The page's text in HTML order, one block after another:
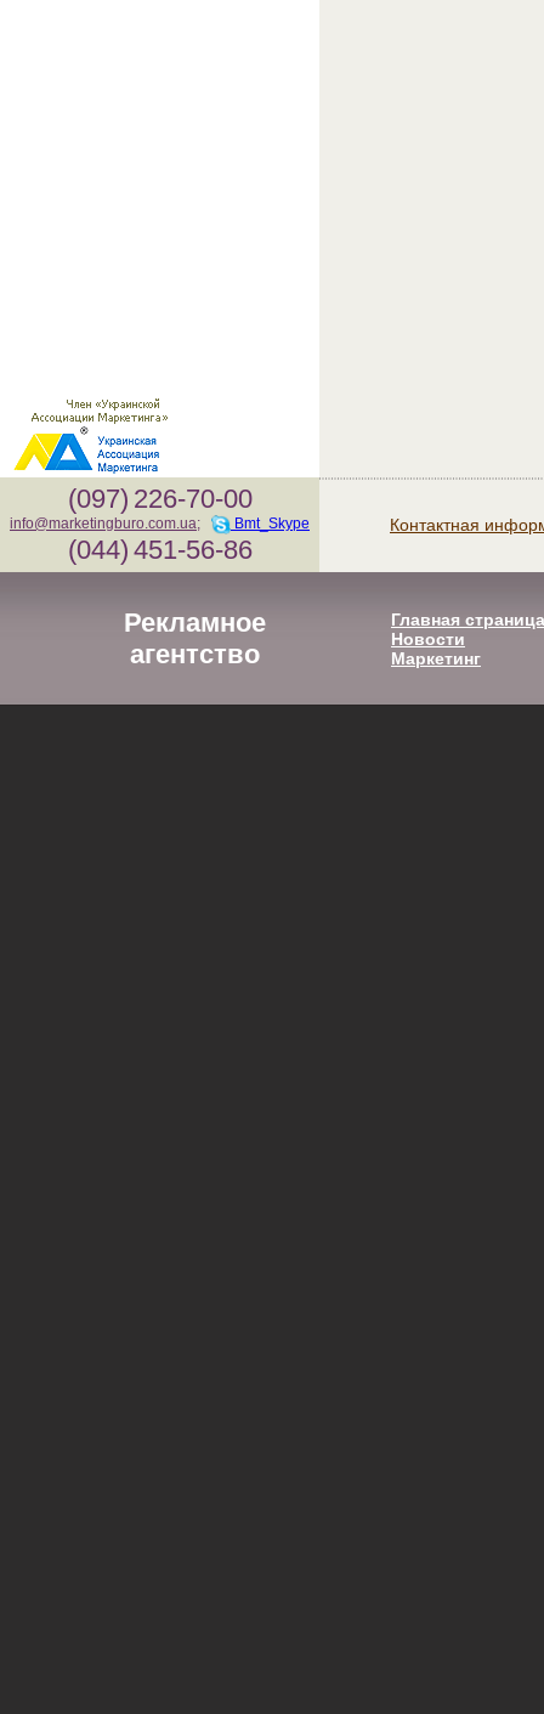
(097) 226-70-00
info@marketingburo.com.ua; Bmt_Skype
(044) 451-56-86
Контактная
Рекламное
агентство
Главная страница
Новости
Маркетинг